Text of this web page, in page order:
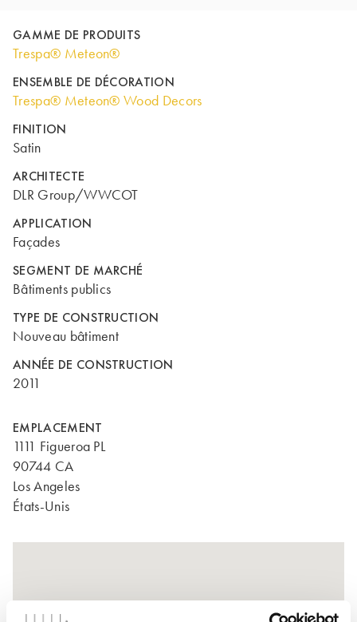
GAMME DE PRODUITS
Trespa® Meteon®
ENSEMBLE DE DÉCORATION
Trespa® Meteon® Wood Decors
FINITION
Satin
ARCHITECTE
DLR Group/WWCOT
APPLICATION
Façades
SEGMENT DE MARCHÉ
Bâtiments publics
TYPE DE CONSTRUCTION
Nouveau bâtiment
ANNÉE DE CONSTRUCTION
2011
EMPLACEMENT
1111 Figueroa PL
90744 CA
Los Angeles
États-Unis